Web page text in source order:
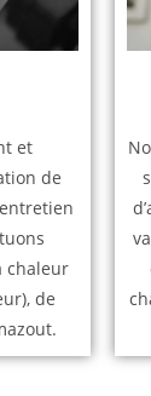
et
de
chaleur
de